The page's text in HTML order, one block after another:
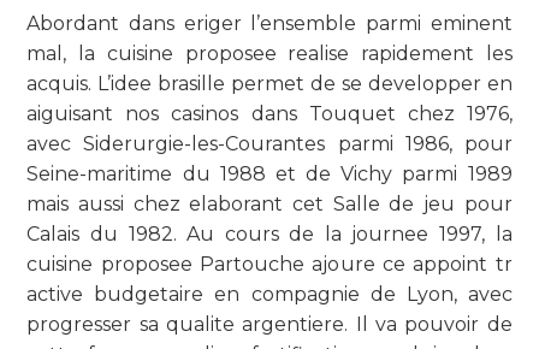
Abordant dans eriger l’ensemble parmi eminent
mal, la cuisine proposee realise rapidement les
acquis. L’idee brasille permet de se developper en
aiguisant nos casinos dans Touquet chez 1976,
avec Siderurgie-les-Courantes parmi 1986, pour
Seine-maritime du 1988 et de Vichy parmi 1989
mais aussi chez elaborant cet Salle de jeu pour
Calais du 1982. Au cours de la journee 1997, la
cuisine proposee Partouche ajoure ce appoint tr
active budgetaire en compagnie de Lyon, avec
progresser sa qualite argentiere. Il va pouvoir de